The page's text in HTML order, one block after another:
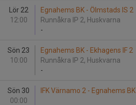
Lör 22
12:00
Egnahems BK - Ölmstads IS 2
Runnåkra IP 2, Huskvarna
-
Sön 23
10:00
Egnahems BK - Ekhagens IF 2
Runnåkra IP 2, Huskvarna
-
Sön 30
00:00
IFK Värnamo 2 - Egnahems BK